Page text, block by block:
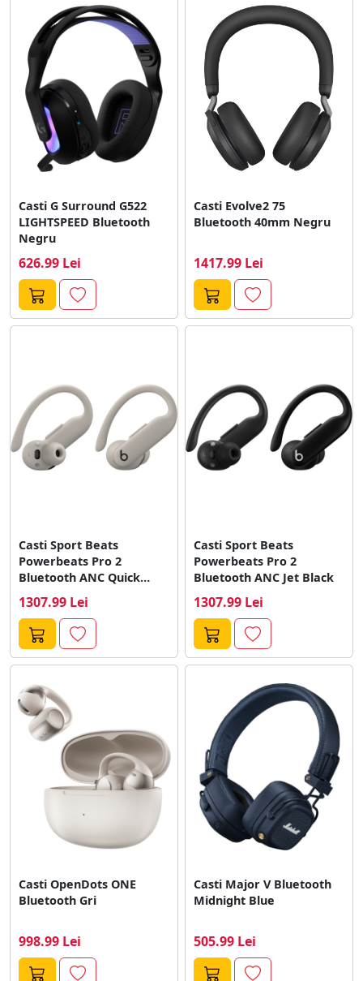
Casti G Surround G522
LIGHTSPEED Bluetooth
Negru
626.99 Lei
Casti Evolve2 75
Bluetooth 40mm Negru
1417.99 Lei
Casti Sport Beats
Powerbeats Pro 2
Bluetooth ANC Quick
1307.99 Lei
Casti Sport Beats
Powerbeats Pro 2
Bluetooth ANC Jet Black
1307.99 Lei
Casti OpenDots ONE
Bluetooth Gri
998.99 Lei
Casti Major V Bluetooth
Midnight Blue
505.99 Lei